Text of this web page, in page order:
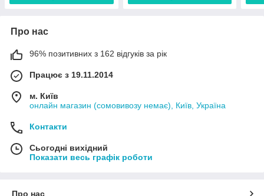
Про нас
96% позитивних з 162 відгуків за рік
Працює з 19.11.2014
м. Київ
онлайн магазин (сомовивозу немає), Київ, Україна
Контакти
Сьогодні вихідний
Показати весь графік роботи
Про нас